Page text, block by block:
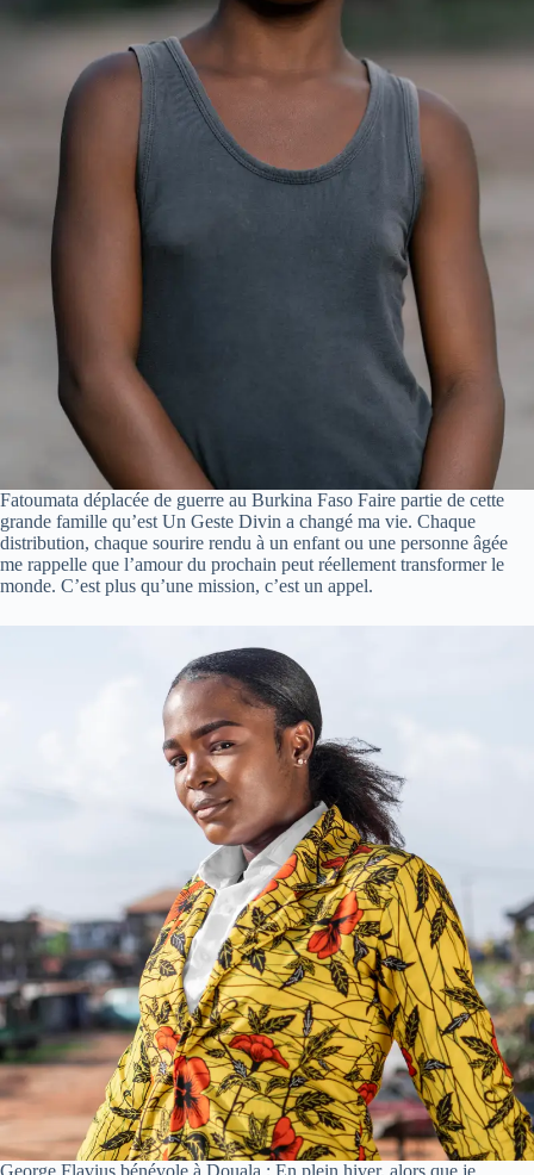
Fatoumata déplacée de guerre au Burkina Faso Faire partie de cette
grande famille qu’est Un Geste Divin a changé ma vie. Chaque
distribution, chaque sourire rendu à un enfant ou une personne âgée
me rappelle que l’amour du prochain peut réellement transformer le
monde. C’est plus qu’une mission, c’est un appel.
George Flavius bénévole à Douala : En plein hiver, alors que je